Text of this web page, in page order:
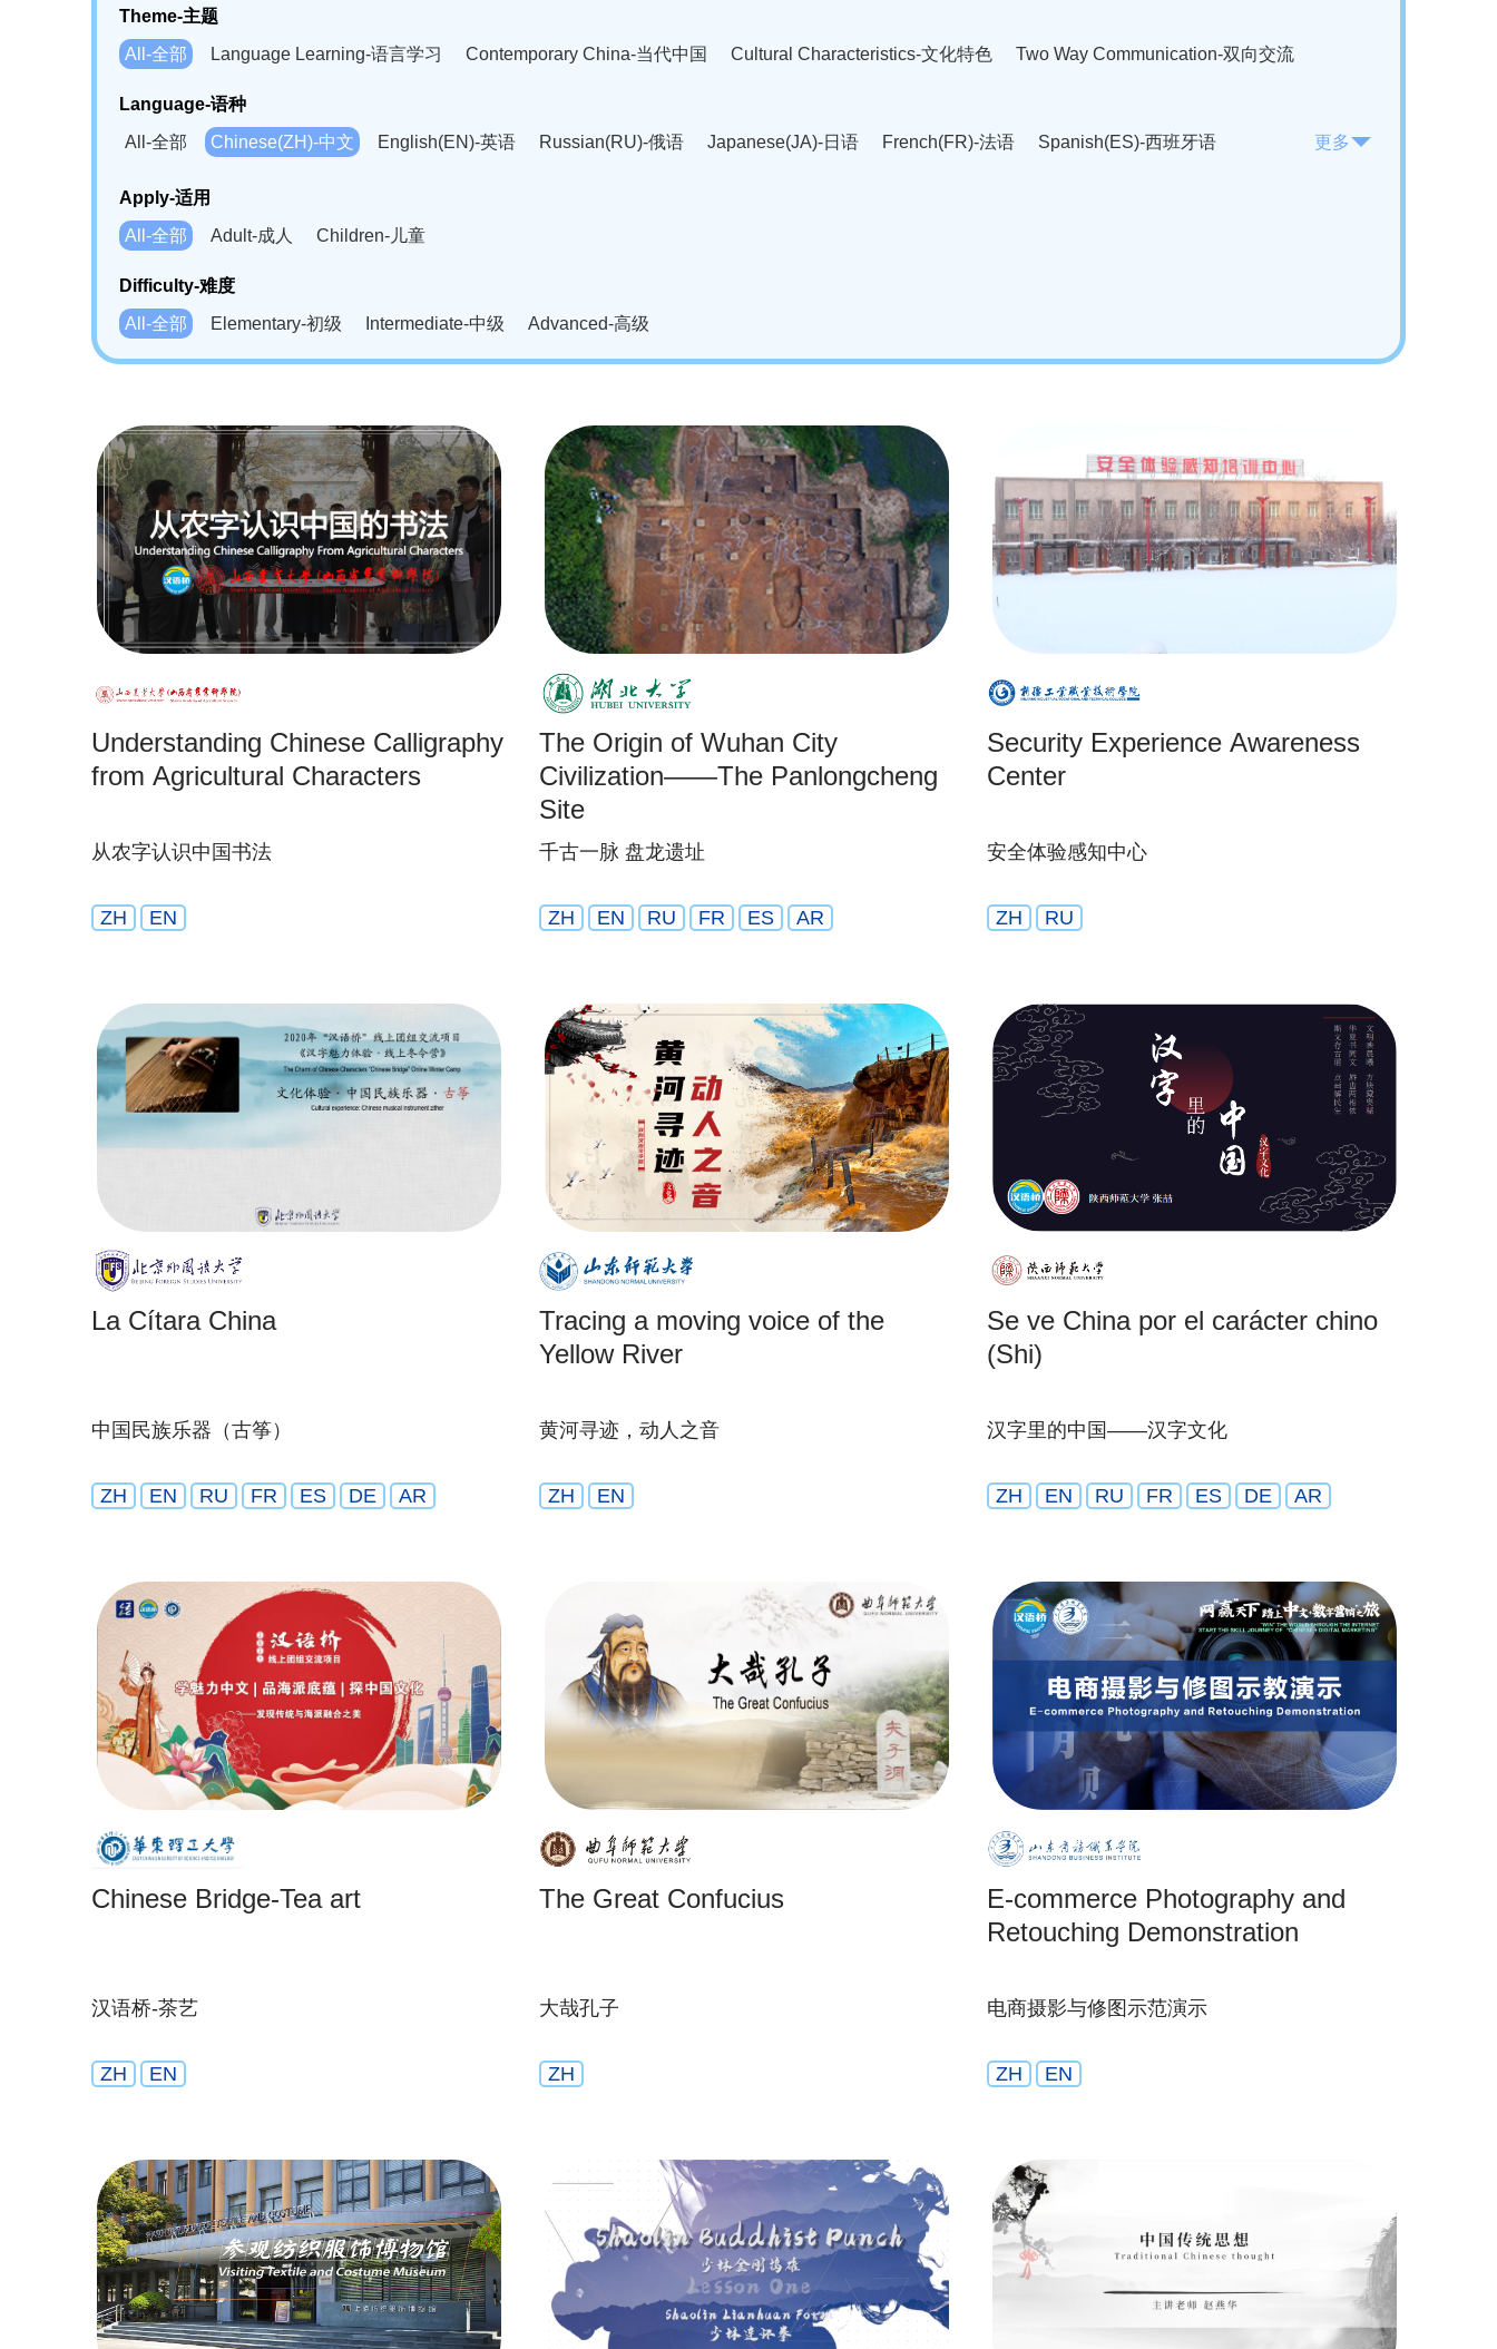
Theme-主题
All-全部
Language Learning-语言学习 Contemporary China-当代中国 Cultural Characteristics-文化特色 Two Way Communication-双向交流
Language-语种
All-全部
Chinese(ZH)-中文 English(EN)-英语 Russian(RU)-俄语 Japanese(JA)-日语 French(FR)-法语
Spanish(ES)-西班牙语
Bahasa Melayu(MS)-马来语
Swahili(SW)-斯瓦西里语
Kampuchea(KH)-柬埔寨语
更多
Apply-适用
All-全部
Adult-成人 Children-儿童
Difficulty-难度
All-全部
Elementary-初级 Intermediate-中级 Advanced-高级
Understanding Chinese Calligraphy
from Agricultural Characters
从农字认识中国书法
ZH EN
The Origin of Wuhan City
Civilization——The Panlongcheng
Site
千古一脉 盘龙遗址
ZH EN RU FR ES AR
Security Experience Awareness
Center
安全体验感知中心
ZH RU
La Cítara China
中国民族乐器（古筝）
ZH EN RU FR ES DE AR
Tracing a moving voice of the
Yellow River
黄河寻迹，动人之音
ZH EN
Se ve China por el carácter chino
(Shi)
汉字里的中国——汉字文化
ZH EN RU FR ES DE AR
Chinese Bridge-Tea art
汉语桥-茶艺
ZH EN
The Great Confucius
大哉孔子
ZH
E-commerce Photography and
Retouching Demonstration
电商摄影与修图示范演示
ZH EN